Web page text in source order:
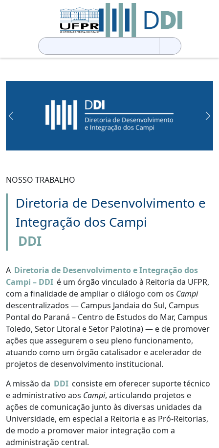
Pesquisar
por:
Previous
NOSSO TRABALHO
Diretoria de Desenvolvimento e
Integração dos Campi
DDI
A Diretoria de Desenvolvimento e Integração dos
Campi – DDI é um órgão vinculado à Reitoria da UFPR,
com a finalidade de ampliar o diálogo com os Campi
descentralizados — Campus Jandaia do Sul, Campus
Pontal do Paraná – Centro de Estudos do Mar, Campus
Toledo, Setor Litoral e Setor Palotina) — e de promover
ações que assegurem o seu pleno funcionamento,
atuando como um órgão catalisador e acelerador de
projetos de desenvolvimento institucional.
A missão da DDI consiste em oferecer suporte técnico
e administrativo aos Campi, articulando projetos e
ações de comunicação junto às diversas unidades da
Universidade, em especial a Reitoria e as Pró-Reitorias,
de modo a promover maior integração com a
administração central.